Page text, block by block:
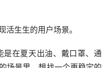
生生的用户场景。
是在夏天出油、戴口罩、通